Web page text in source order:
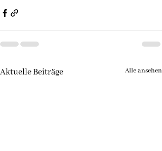
Aktuelle Beiträge Alle ansehen